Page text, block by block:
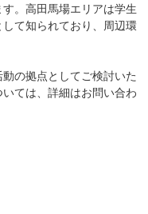
。高田馬場エリアは学生
て知られており、周辺環
の拠点としてご検討いた
ては、詳細はお問い合わ